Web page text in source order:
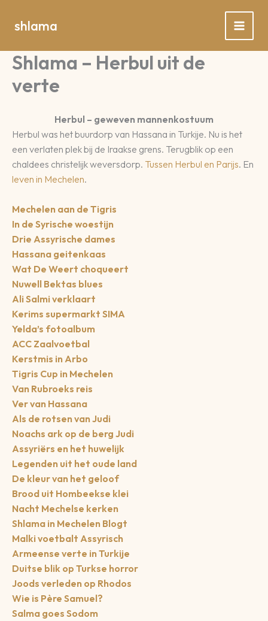
naar
inhoud
shlama
Shlama – Herbul uit de
verte
Herbul – geweven mannenkostuum
Herbul was het buurdorp van Hassana in Turkije. Nu is het
een verlaten plek bij de Iraakse grens. Terugblik op een
chaldees christelijk weversdorp. Tussen Herbul en Parijs. En
leven in Mechelen.
Mechelen aan de Tigris
In de Syrische woestijn
Drie Assyrische dames
Hassana geitenkaas
Wat De Weert choqueert
Nuwell Bektas blues
Ali Salmi verklaart
Kerims supermarkt SIMA
Yelda’s fotoalbum
ACC Zaalvoetbal
Kerstmis in Arbo
Tigris Cup in Mechelen
Van Rubroeks reis
Ver van Hassana
Als de rotsen van Judi
Noachs ark op de berg Judi
Assyriërs en het huwelijk
Legenden uit het oude land
De kleur van het geloof
Brood uit Hombeekse klei
Nacht Mechelse kerken
Shlama in Mechelen Blogt
Malki voetbalt Assyrisch
Armeense verte in Turkije
Duitse blik op Turkse horror
Joods verleden op Rhodos
Wie is Père Samuel?
Salma goes Sodom